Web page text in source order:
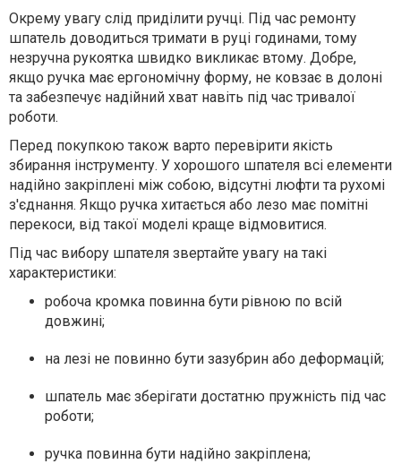
Окрему увагу слід приділити ручці. Під час ремонту
шпатель доводиться тримати в руці годинами, тому
незручна рукоятка швидко викликає втому. Добре,
якщо ручка має ергономічну форму, не ковзає в долоні
та забезпечує надійний хват навіть під час тривалої
роботи.
Перед покупкою також варто перевірити якість
збирання інструменту. У хорошого шпателя всі елементи
надійно закріплені між собою, відсутні люфти та рухомі
з'єднання. Якщо ручка хитається або лезо має помітні
перекоси, від такої моделі краще відмовитися.
Під час вибору шпателя звертайте увагу на такі
характеристики:
робоча кромка повинна бути рівною по всій
довжині;
на лезі не повинно бути зазубрин або деформацій;
шпатель має зберігати достатню пружність під час
роботи;
ручка повинна бути надійно закріплена;